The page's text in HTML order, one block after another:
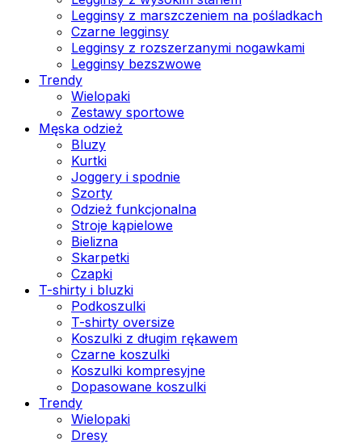
Legginsy z marszczeniem na pośladkach
Czarne legginsy
Legginsy z rozszerzanymi nogawkami
Legginsy bezszwowe
Trendy
Wielopaki
Zestawy sportowe
Męska odzież
Bluzy
Kurtki
Joggery i spodnie
Szorty
Odzież funkcjonalna
Stroje kąpielowe
Bielizna
Skarpetki
Czapki
T-shirty i bluzki
Podkoszulki
T-shirty oversize
Koszulki z długim rękawem
Czarne koszulki
Koszulki kompresyjne
Dopasowane koszulki
Trendy
Wielopaki
Dresy